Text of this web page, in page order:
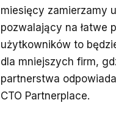
miesięcy zamierzamy
pozwalający na łatwe
użytkowników to
dla mniejszych firm,
partnerstwa
CTO Partnerplace.